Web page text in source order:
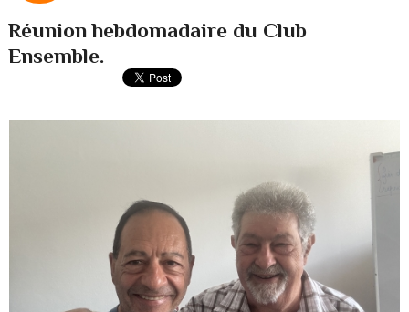
Réunion hebdomadaire du Club
Ensemble.